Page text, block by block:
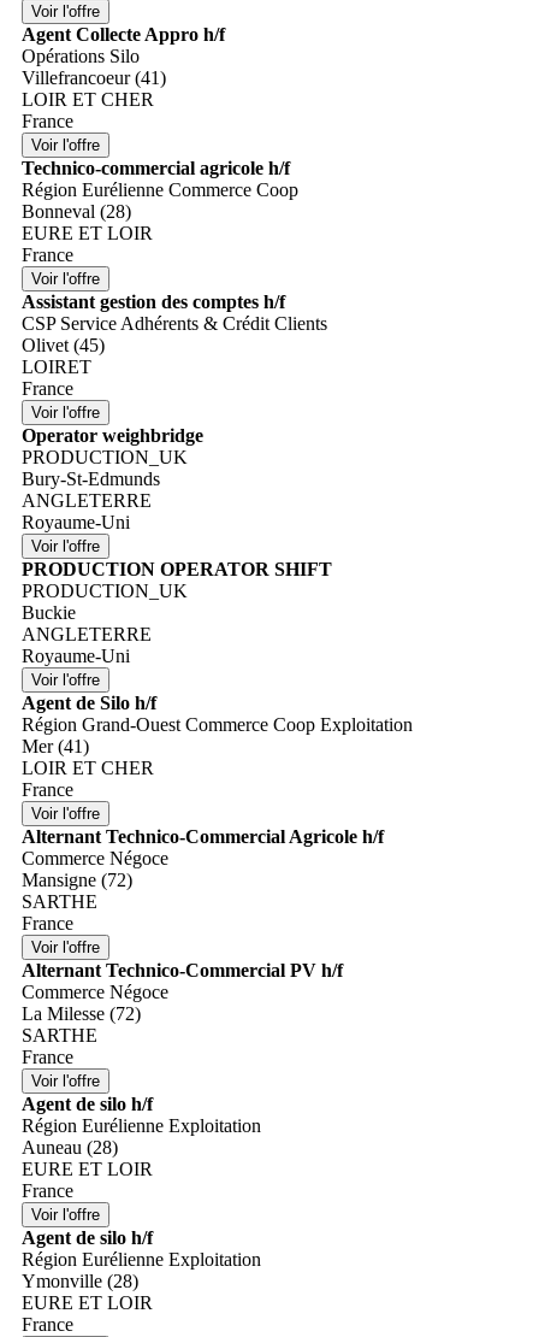
Agent Collecte Appro h/f
Opérations Silo
Villefrancoeur (41)
LOIR ET CHER
France
Technico-commercial agricole h/f
Région Eurélienne Commerce Coop
Bonneval (28)
EURE ET LOIR
France
Assistant gestion des comptes h/f
CSP Service Adhérents & Crédit Clients
Olivet (45)
LOIRET
France
Operator weighbridge
PRODUCTION_UK
Bury-St-Edmunds
ANGLETERRE
Royaume-Uni
PRODUCTION OPERATOR SHIFT
PRODUCTION_UK
Buckie
ANGLETERRE
Royaume-Uni
Agent de Silo h/f
Région Grand-Ouest Commerce Coop Exploitation
Mer (41)
LOIR ET CHER
France
Alternant Technico-Commercial Agricole h/f
Commerce Négoce
Mansigne (72)
SARTHE
France
Alternant Technico-Commercial PV h/f
Commerce Négoce
La Milesse (72)
SARTHE
France
Agent de silo h/f
Région Eurélienne Exploitation
Auneau (28)
EURE ET LOIR
France
Agent de silo h/f
Région Eurélienne Exploitation
Ymonville (28)
EURE ET LOIR
France